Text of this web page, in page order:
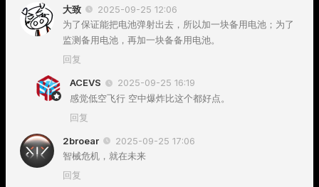
大致
2025-09-25 12:06
为了保证能把电池弹射出去，所以加一块备用电池；为了
监测备用电池，再加一块备备用电池。
回复
ACEVS
2025-09-25 16:19
感觉低空飞行 空中爆炸比这个都好点。
回复
2broear
2025-09-25 17:06
智械危机，就在未来
回复